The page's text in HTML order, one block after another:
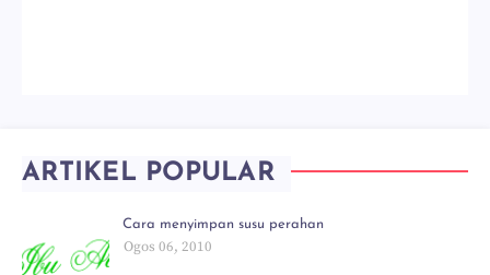
ARTIKEL POPULAR
Cara menyimpan susu perahan
Ogos 06, 2010